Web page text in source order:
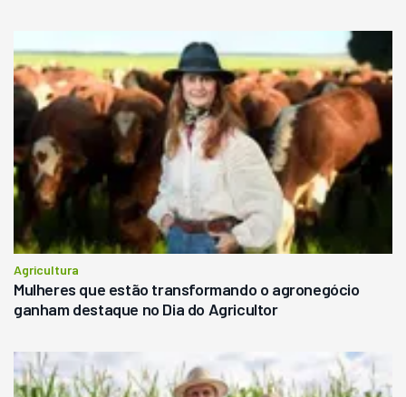
Agricultura
Mulheres que estão transformando o agronegócio
ganham destaque no Dia do Agricultor